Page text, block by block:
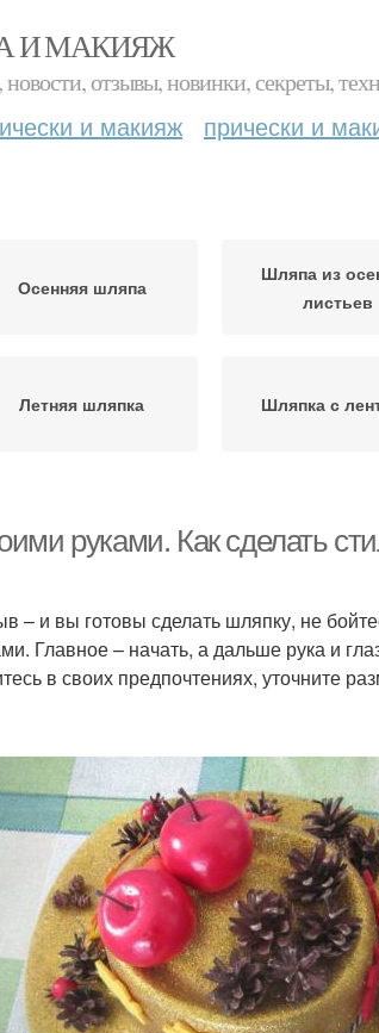
И МАКИЯЖ
отзывы, новинки, секреты,
и макияж прически и
Осенняя шляпа
Шляпа из
листьев
Летняя шляпка Шляпка с
руками. Как сделать
– и вы готовы сделать шляпку, не
Главное – начать, а дальше рука и
в своих предпочтениях, уточните